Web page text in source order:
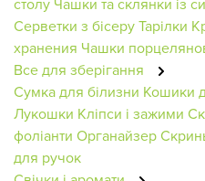
Серветки з бісеруТарілки
хранения Чашки
Все для зберігання
Сумка для білизни Кошики
Лукошки Кліпси і зажими
фоліанти Органайзер
для ручок